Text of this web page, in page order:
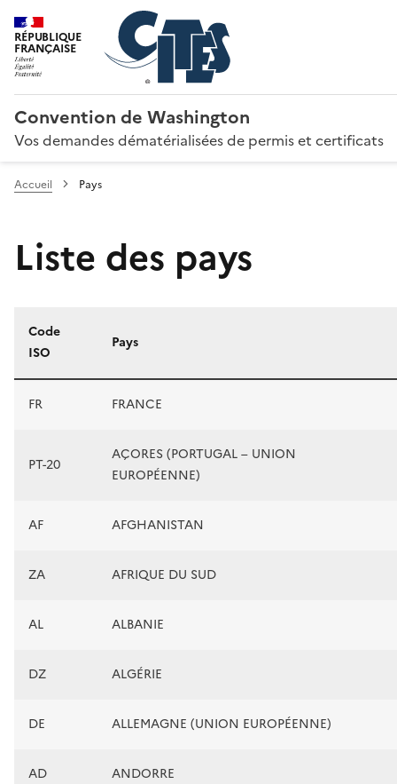
RÉPUBLIQUE
FRANÇAISE
Convention de Washington
Vos demandes dématérialisées de permis et certificats
Accueil Pays
Liste des pays
Liste des pays
Code
ISO
Pays
FR FRANCE
PT-20
AÇORES (PORTUGAL – UNION
EUROPÉENNE)
AF AFGHANISTAN
ZA AFRIQUE DU SUD
AL ALBANIE
DZ ALGÉRIE
DE ALLEMAGNE (UNION EUROPÉENNE)
AD ANDORRE